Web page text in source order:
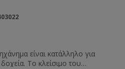
είναι κατάλληλο για
Το κλείσιμο του